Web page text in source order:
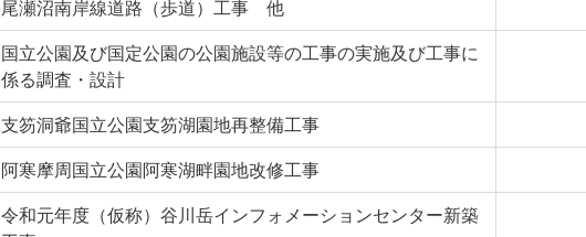
尾瀬沼南岸線道路（歩道）工事 他
国立公園及び国定公園の公園施設等の工事の実施及び工事に
係る調査・設計
支笏洞爺国立公園支笏湖園地再整備工事
阿寒摩周国立公園阿寒湖畔園地改修工事
令和元年度（仮称）谷川岳インフォメーションセンター新築